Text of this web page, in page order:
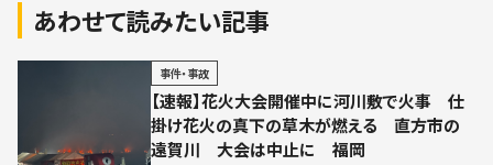
あわせて読みたい記事
事件・事故
【速報】花火大会開催中に河川敷で火事 仕
掛け花火の真下の草木が燃える 直方市の
遠賀川 大会は中止に 福岡